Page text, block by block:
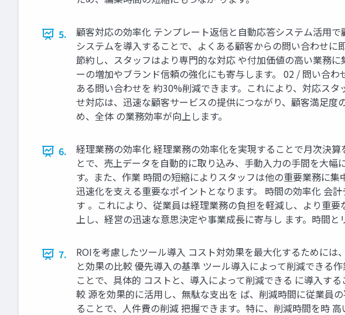
5.
顧客対応の効率化 テンプレート返信と自動応答システム活用
システムを導入することで、よくある顧客からの問い合わせ
節約し、スタッフはより専門的な対応 や付加価値の高い業務
ーの増加やブランド信頼の強化にも寄与します。 02 / 問い合
ある問い合わせを 約30%削減できます。これにより、対応ス
せ対応は、迅速な顧客サービスの提供につながり、顧客満足
め、全体 の業務効率が向上します。
6.
経理業務の効率化 経理業務の効率化を実現することで月次決
とで、売上データを自動的に取り込み、手動入力の手間を大
す。また、作業 時間の短縮によりスタッフは他の重要業務に
迅速化を支える重要なポイントとなります。 時間の効率化 会
す 。これにより、従業員は経理業務の負担を軽減し、より重
上し、経営の迅速な意思決定や事業成長に寄与し ます。時間
7.
ROIを考慮したツール導入 コスト対効果を最大化するために
と効果の比較 優先導入の基準 ツール導入によって削減できる
ことで、具体的 コストと、導入によって削減できる に導入す
較 源を効果的に活用し、無駄な支出を ば、削減時間に従業員
ることで、人件費の削減 把握できます。特に、削減時間を時